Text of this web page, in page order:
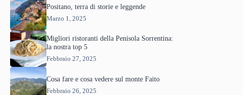
Positano, terra di storie e leggende
Marzo 1, 2025
Migliori ristoranti della Penisola Sorrentina:
la nostra top 5
Febbraio 27, 2025
Cosa fare e cosa vedere sul monte Faito
Febbraio 26, 2025